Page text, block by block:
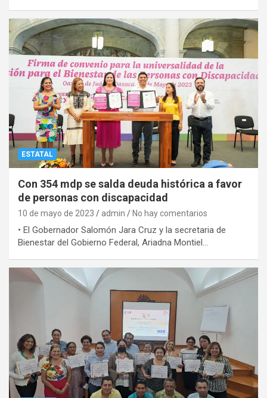
ESTATAL
Con 354 mdp se salda deuda histórica a favor
de personas con discapacidad
10 de mayo de 2023 admin No hay comentarios
• El Gobernador Salomón Jara Cruz y la secretaria de
Bienestar del Gobierno Federal, Ariadna Montiel…